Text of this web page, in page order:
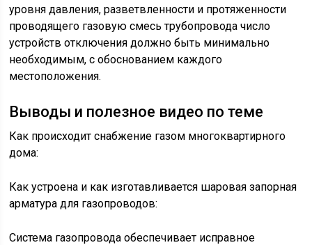
уровня давления, разветвленности и протяженности
проводящего газовую смесь трубопровода число
устройств отключения должно быть минимально
необходимым, с обоснованием каждого
местоположения.
Выводы и полезное видео по теме
Как происходит снабжение газом многоквартирного
дома:
Как устроена и как изготавливается шаровая запорная
арматура для газопроводов:
Система газопровода обеспечивает исправное